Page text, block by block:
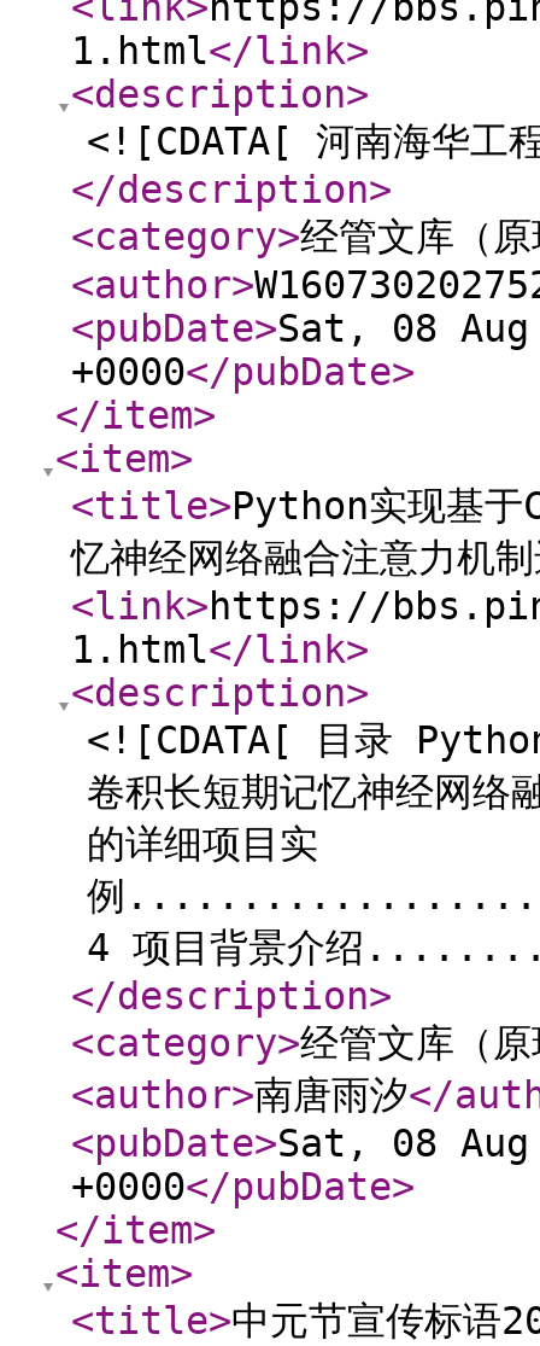
1.html</link>
<description>
<![CDATA[ 河南海华工
</description>
<category>经管文库（
<author>
<pubDate>Sat, 08
+0000</pubDate>
</item>
<item>
<title>Python实现基
忆神经网络融合注意力机
<link>https://
1.html</link>
<description>
<![CDATA[ 目录
卷积长短期记忆神经网络
的详细项目实
例
4 项目背景介绍
</description>
<category>经管文库（
<author>南唐雨汐</
<pubDate>Sat, 08
+0000</pubDate>
</item>
<item>
<title>中元节宣传标语